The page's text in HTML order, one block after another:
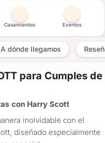
tipo de festejo
Casamientos Eventos
A dónde llegamos
para Cumples de
con Harry Scott
inolvidable con el
diseñado especialmente